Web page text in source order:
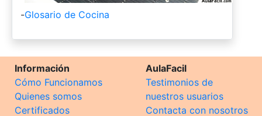
-Glosario de Cocina
Información
Cómo Funcionamos
Quienes somos
Certificados
AulaFacil
Testimonios de
nuestros usuarios
Contacta con nosotros